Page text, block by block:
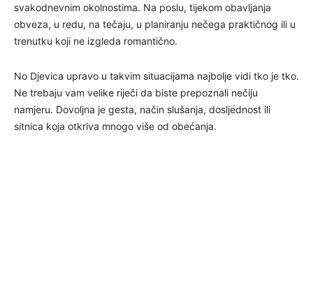
svakodnevnim okolnostima. Na poslu, tijekom obavljanja
obveza, u redu, na tečaju, u planiranju nečega praktičnog ili u
trenutku koji ne izgleda romantično.
No Djevica upravo u takvim situacijama najbolje vidi tko je tko.
Ne trebaju vam velike riječi da biste prepoznali nečiju
namjeru. Dovoljna je gesta, način slušanja, dosljednost ili
sitnica koja otkriva mnogo više od obećanja.